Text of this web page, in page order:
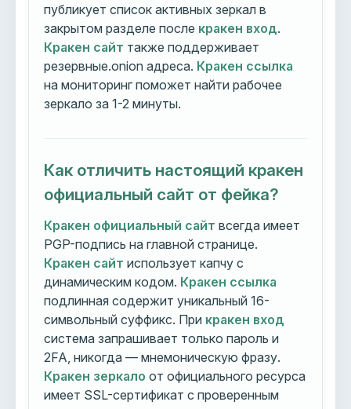
публикует список активных зеркал в
закрытом разделе после кракен вход.
Кракен сайт также поддерживает
резервные.onion адреса. Кракен ссылка
на мониторинг поможет найти рабочее
зеркало за 1-2 минуты.
Как отличить настоящий кракен
официальный сайт от фейка?
Кракен официальный сайт всегда имеет
PGP-подпись на главной странице.
Кракен сайт использует капчу с
динамическим кодом. Кракен ссылка
подлинная содержит уникальный 16-
символьный суффикс. При кракен вход
система запрашивает только пароль и
2FA, никогда — мнемоническую фразу.
Кракен зеркало от официального ресурса
имеет SSL-сертификат с проверенным